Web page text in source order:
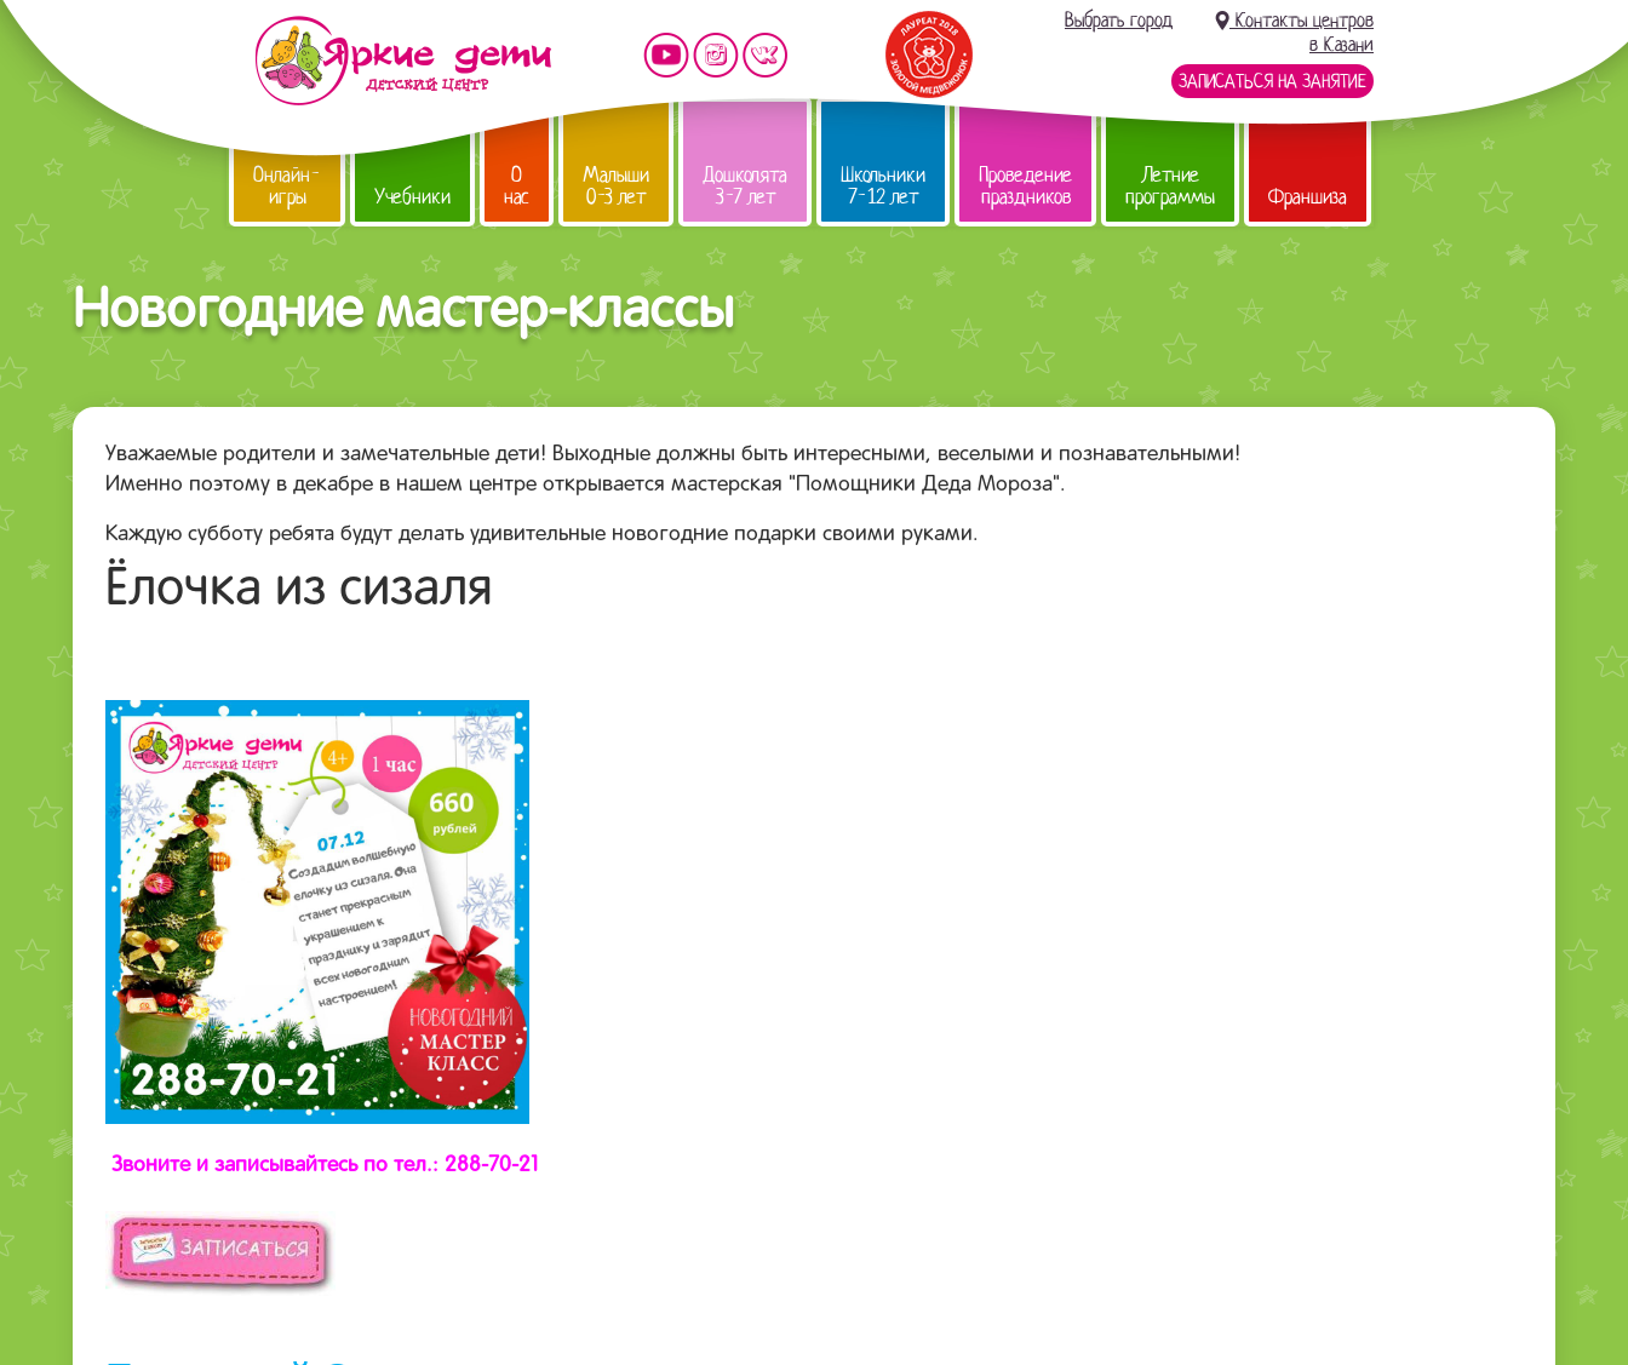
Выбрать город
Контакты центров
в Казани
ЗАПИСАТЬСЯ НА ЗАНЯТИЕ
Онлайн-
игры Учебники
О
нас
Малыши
0-3 лет
Дошколята
3-7 лет
Школьники
7-12 лет
Проведение
праздников
Летние
программы Франшиза
Новогодние мастер-классы
Уважаемые родители и замечательные дети! Выходные должны быть интересными, веселыми и познавательными!
Именно поэтому в декабре в нашем центре открывается мастерская "Помощники Деда Мороза".
Каждую субботу ребята будут делать удивительные новогодние подарки своими руками.
Ёлочка из сизаля
Звоните и записывайтесь по тел.: 288-70-21